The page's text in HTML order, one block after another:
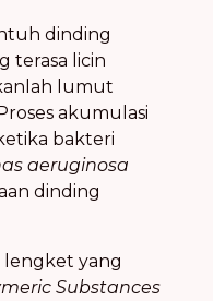
dinding
terasa licin
lumut
akumulasi
bakteri
aeruginosa
dinding
lengket yang
Substances